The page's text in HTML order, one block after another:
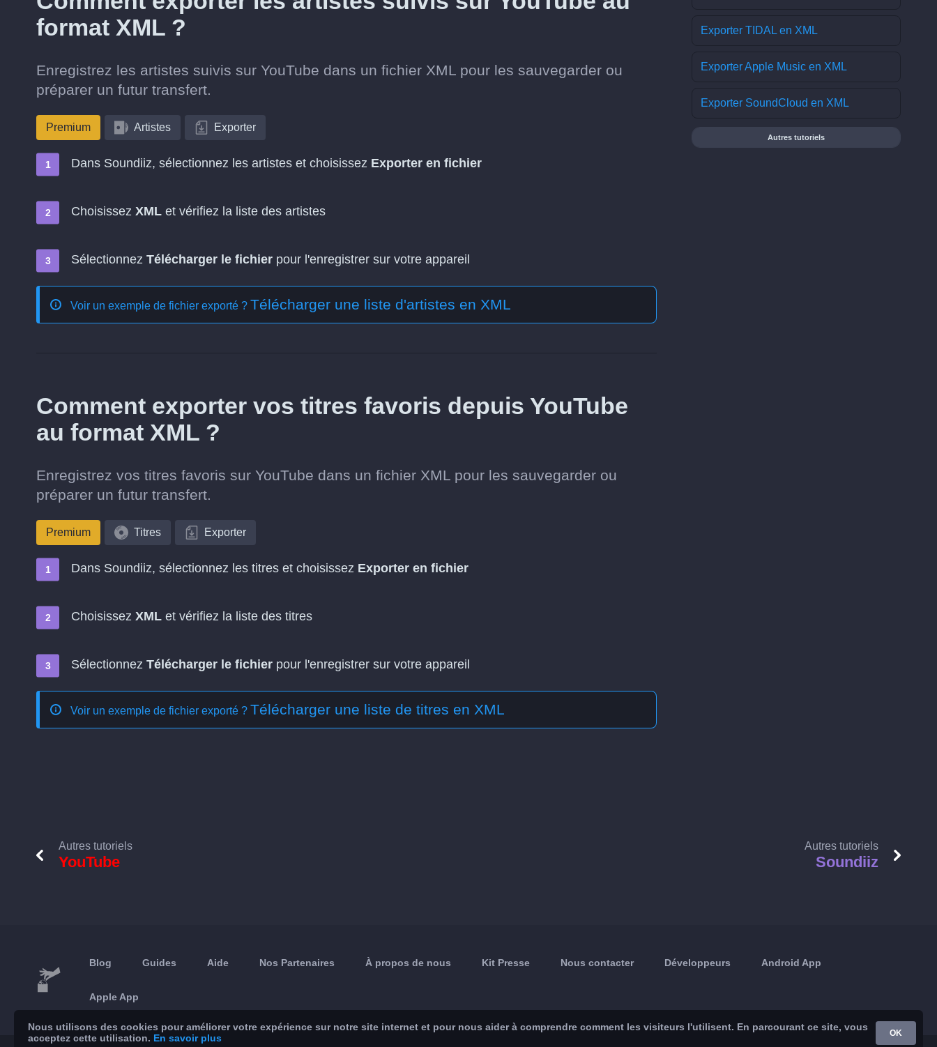
format XML ?
Enregistrez les artistes suivis sur YouTube dans un fichier XML pour les sauvegarder ou
préparer un futur transfert.
Premium Artistes Exporter
Dans Soundiiz, sélectionnez les artistes et choisissez Exporter en fichier
Choisissez XML et vérifiez la liste des artistes
Sélectionnez Télécharger le fichier pour l'enregistrer sur votre appareil
Voir un exemple de fichier exporté ? Télécharger une liste d'artistes en XML
Comment exporter vos titres favoris depuis YouTube
au format XML ?
Enregistrez vos titres favoris sur YouTube dans un fichier XML pour les sauvegarder ou
préparer un futur transfert.
Premium Titres Exporter
Dans Soundiiz, sélectionnez les titres et choisissez Exporter en fichier
Choisissez XML et vérifiez la liste des titres
Sélectionnez Télécharger le fichier pour l'enregistrer sur votre appareil
Voir un exemple de fichier exporté ? Télécharger une liste de titres en XML
Exporter TIDAL en XML
Exporter Apple Music en XML
Exporter SoundCloud en XML
Autres tutoriels
Autres tutoriels
YouTube
Autres tutoriels
Soundiiz
Blog Guides Aide Nos Partenaires À propos de nous Kit Presse Nous contacter Développeurs Android App
Apple App
Nous utilisons des cookies pour améliorer votre expérience sur notre site internet et pour nous aider à comprendre comment les visiteurs l'utilisent. En parcourant ce site, vous
acceptez cette utilisation. En savoir plus OK